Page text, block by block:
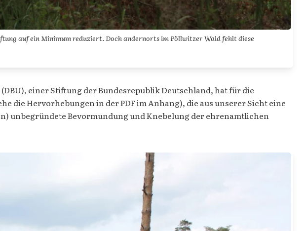
auf ein Minimum reduziert. Doch andernorts im Pöllwitzer Wald fehlt diese
einer Stiftung der Bundesrepublik Deutschland, hat für die
die Hervorhebungen in der PDF im Anhang), die aus unserer Sicht eine
unbegründete Bevormundung und Knebelung der ehrenamtlichen